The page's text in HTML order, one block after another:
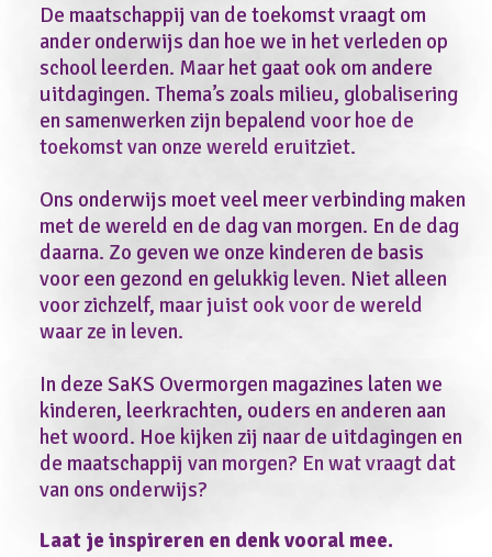
De maatschappij van de toekomst vraagt om
ander onderwijs dan hoe we in het verleden op
school leerden. Maar het gaat ook om andere
uitdagingen. Thema’s zoals milieu, globalisering
en samenwerken zijn bepalend voor hoe de
toekomst van onze wereld eruitziet.
Ons onderwijs moet veel meer verbinding maken
met de wereld en de dag van morgen. En de dag
daarna. Zo geven we onze kinderen de basis
voor een gezond en gelukkig leven. Niet alleen
voor zichzelf, maar juist ook voor de wereld
waar ze in leven.
In deze SaKS Overmorgen magazines laten we
kinderen, leerkrachten, ouders en anderen aan
het woord. Hoe kijken zij naar de uitdagingen en
de maatschappij van morgen? En wat vraagt dat
van ons onderwijs?
Laat je inspireren en denk vooral mee.